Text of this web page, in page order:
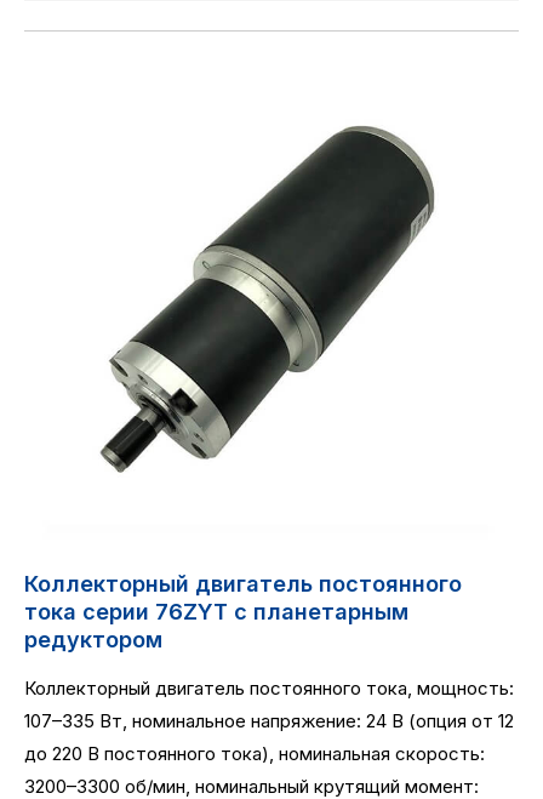
Коллекторный двигатель постоянного
тока серии 76ZYT с планетарным
редуктором
Коллекторный двигатель постоянного тока, мощность:
107–335 Вт, номинальное напряжение: 24 В (опция от 12
до 220 В постоянного тока), номинальная скорость:
3200–3300 об/мин, номинальный крутящий момент: